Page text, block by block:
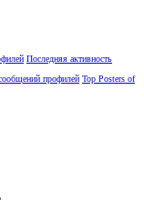
Последняя активность
профилей Top Posters of